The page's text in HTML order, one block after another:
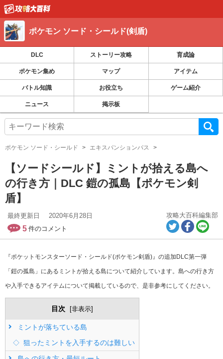
ポケモン ソード・シールド(剣盾)
DLC ストーリー攻略 育成論
ポケモン集め マップ アイテム
バトル知識 お役立ち ゲーム紹介
ニュース 掲示板
ポケモン ソード・シールド エキスパンションパス
【ソードシールド】ミントが拾える島へ
の行き方｜DLC 鎧の孤島【ポケモン剣
盾】
最終更新日 2020年6月28日
5 件のコメント
攻略大百科編集部
『ポケットモンスターソード・シールド(ポケモン剣盾)』の追加DLC第一弾
「鎧の孤島」にあるミントが拾える島について紹介しています。島への行き方
や入手できるアイテムについて掲載しているので、是非参考にしてください。
目次 [非表示]
ミントが落ちている島
狙ったミントを入手するのは難しい